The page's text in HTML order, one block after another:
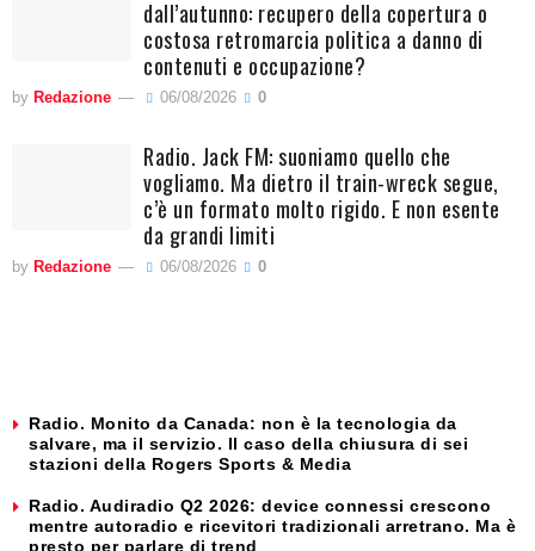
dall’autunno: recupero della copertura o
costosa retromarcia politica a danno di
contenuti e occupazione?
by Redazione 06/08/2026 0
Radio. Jack FM: suoniamo quello che
vogliamo. Ma dietro il train-wreck segue,
c’è un formato molto rigido. E non esente
da grandi limiti
by Redazione 06/08/2026 0
Radio. Monito da Canada: non è la tecnologia da
salvare, ma il servizio. Il caso della chiusura di sei
stazioni della Rogers Sports & Media
Radio. Audiradio Q2 2026: device connessi crescono
mentre autoradio e ricevitori tradizionali arretrano. Ma è
presto per parlare di trend